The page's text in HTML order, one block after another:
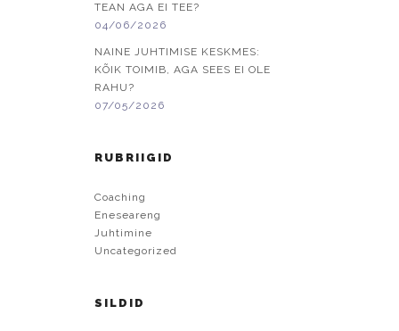
TEAN AGA EI TEE?
04/06/2026
NAINE JUHTIMISE KESKMES:
KÕIK TOIMIB, AGA SEES EI OLE
RAHU?
07/05/2026
RUBRIIGID
Coaching
Eneseareng
Juhtimine
Uncategorized
SILDID